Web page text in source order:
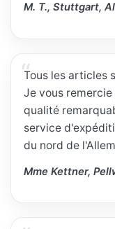
M. T., Stuttgart,
Tous les articles
Je vous
qualité
service
du nord de
Mme Kettner,